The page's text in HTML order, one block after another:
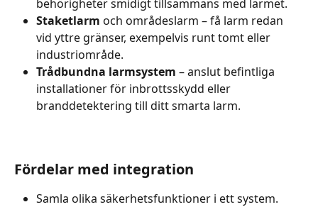
behörigheter smidigt tillsammans med larmet.
Staketlarm och områdeslarm – få larm redan
vid yttre gränser, exempelvis runt tomt eller
industriområde.
Trådbundna larmsystem – anslut befintliga
installationer för inbrottsskydd eller
branddetektering till ditt smarta larm.
Fördelar med integration
Samla olika säkerhetsfunktioner i ett system.